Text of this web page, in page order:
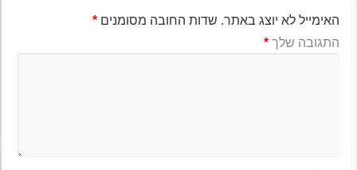
האימייל לא יוצג באתר. שדות החובה מסומנים*
התגובה שלך*